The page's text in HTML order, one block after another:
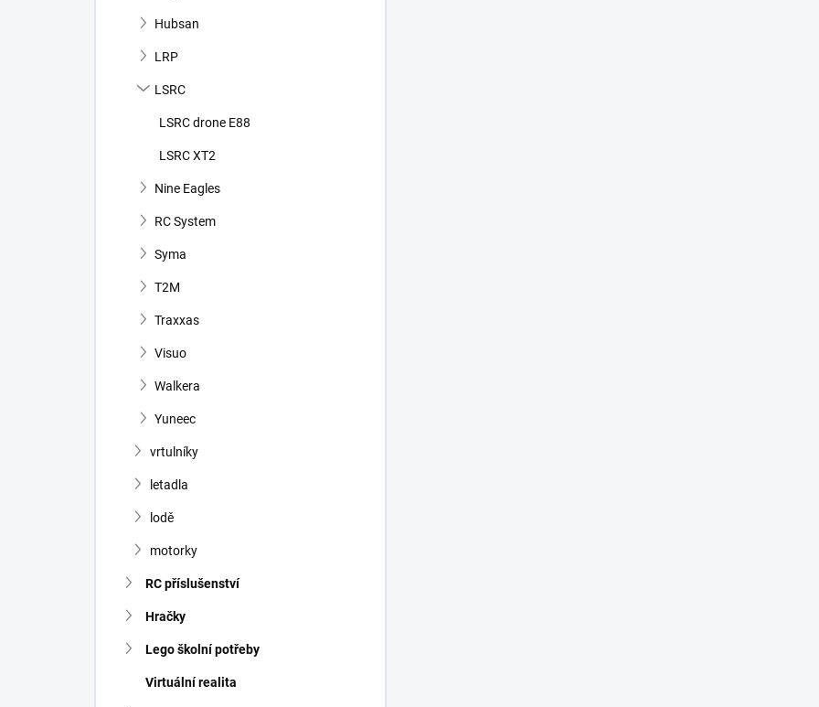
Hubsan
LRP
LSRC
LSRC drone E88
LSRC XT2
Nine Eagles
RC System
Syma
T2M
Traxxas
Visuo
Walkera
Yuneec
vrtulníky
letadla
lodě
motorky
RC příslušenství
Hračky
Lego školní potřeby
Virtuální realita